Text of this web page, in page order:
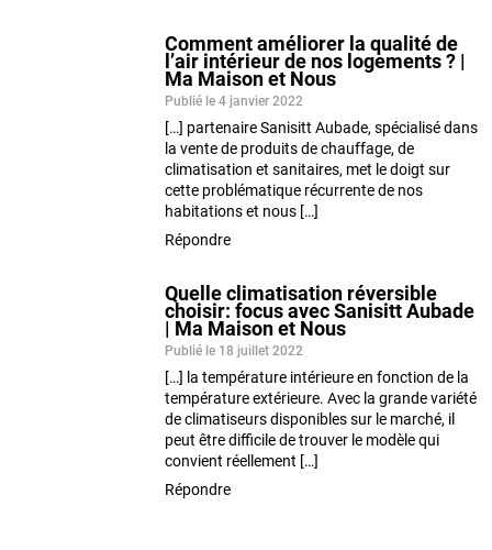
Comment améliorer la qualité de
l’air intérieur de nos logements ? |
Ma Maison et Nous
Publié le 4 janvier 2022
[…] partenaire Sanisitt Aubade, spécialisé dans
la vente de produits de chauffage, de
climatisation et sanitaires, met le doigt sur
cette problématique récurrente de nos
habitations et nous […]
Répondre
Quelle climatisation réversible
choisir: focus avec Sanisitt Aubade
| Ma Maison et Nous
Publié le 18 juillet 2022
[…] la température intérieure en fonction de la
température extérieure. Avec la grande variété
de climatiseurs disponibles sur le marché, il
peut être difficile de trouver le modèle qui
convient réellement […]
Répondre